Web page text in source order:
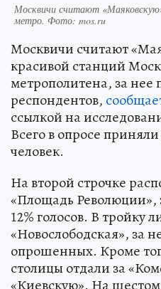
Москвичи считают
метро. Фото: mos.ru
Москвичи считают
красивой станций
метрополитена, за нее
респондентов,
ссылкой на
Всего в опросе
человек.
На второй строчке
«Площадь Революции»,
12% голосов. В тройку
«Новослободская», за
опрошенных. Кроме
столицы отдали за
«Киевскую». На шестом